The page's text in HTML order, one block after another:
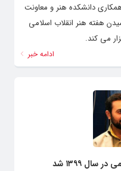
دانشکده هنر و معاونت
هفته هنر انقلاب اسلامی
می کند.
ادامه خبر
۱۳۹۹ شد